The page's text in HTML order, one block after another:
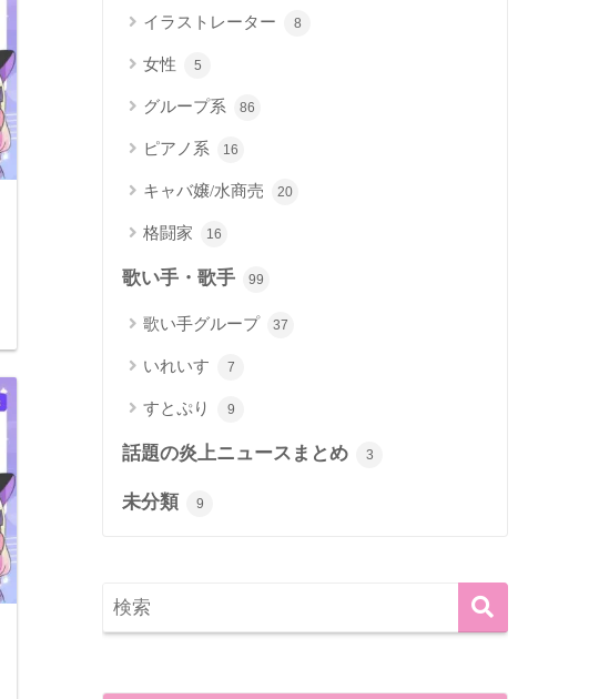
イラストレーター 8
女性 5
グループ系 86
ピアノ系 16
キャバ嬢/水商売 20
格闘家 16
歌い手・歌手 99
歌い手グループ 37
いれいす 7
すとぷり 9
話題の炎上ニュースまとめ 3
未分類 9